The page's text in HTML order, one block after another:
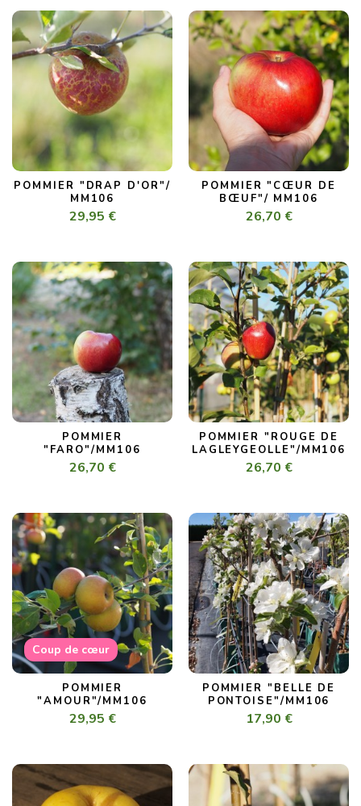
POMMIER "DRAP D'OR"/
MM106
29,95 €
POMMIER "CŒUR DE
BŒUF"/ MM106
26,70 €
POMMIER
"FARO"/MM106
26,70 €
POMMIER "ROUGE DE
LAGLEYGEOLLE"/MM106
26,70 €
Coup de cœur
POMMIER
"AMOUR"/MM106
29,95 €
POMMIER "BELLE DE
PONTOISE"/MM106
17,90 €